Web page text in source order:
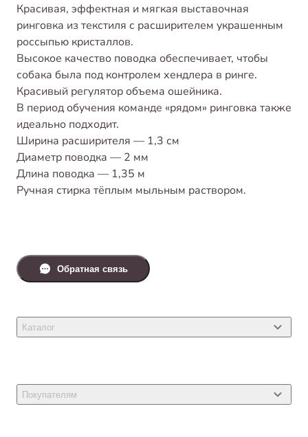
Красивая, эффектная и мягкая выставочная
ринговка из текстиля с расширителем украшенным
россыпью кристаллов.
Высокое качество поводка обеспечивает, чтобы
собака была под контролем хендлера в ринге.
Красивый регулятор объема ошейника.
В период обучения команде «рядом» ринговка также
идеально подходит.
Ширина расширителя — 1,3 см
Диаметр поводка — 2 мм
Длина поводка — 1,35 м
Ручная стирка тёплым мыльным раствором.
Каталог
Товары для собак
Покупателям
Обратная связь